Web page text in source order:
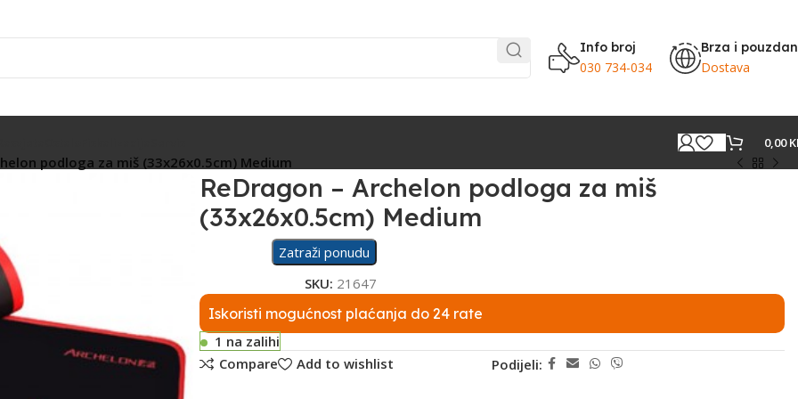
Info broj
030 734-034
Brza i
Dostava
0,00
podloga za miš (33x26x0.5cm) Medium
ReDragon – Archelon podloga za miš
(33x26x0.5cm) Medium
Zatraži ponudu
SKU: 21647
Iskoristi mogućnost plaćanja do 24 rate
1 na zalihi
Compare
Add to wishlist Podijeli: